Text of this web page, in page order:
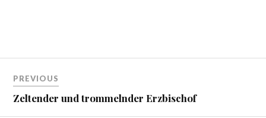
PREVIOUS
Zeltender und trommelnder Erzbischof